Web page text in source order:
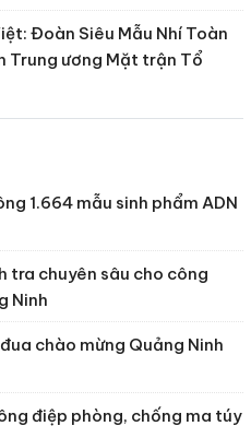
Đoàn Siêu Mẫu Nhí Toàn
Trung ương Mặt trận Tổ
1.664 mẫu sinh phẩm ADN
tra chuyên sâu cho công
Ninh
chào mừng Quảng Ninh
điệp phòng, chống ma túy